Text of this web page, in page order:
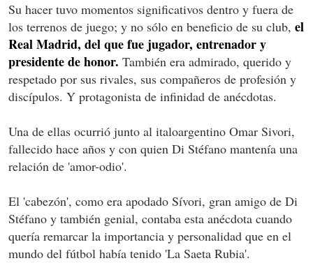
Su hacer tuvo momentos significativos dentro y fuera de
los terrenos de juego; y no sólo en beneficio de su club, el
Real Madrid, del que fue jugador, entrenador y
presidente de honor. También era admirado, querido y
respetado por sus rivales, sus compañeros de profesión y
discípulos. Y protagonista de infinidad de anécdotas.
Una de ellas ocurrió junto al italoargentino Omar Sivori,
fallecido hace años y con quien Di Stéfano mantenía una
relación de 'amor-odio'.
El 'cabezón', como era apodado Sívori, gran amigo de Di
Stéfano y también genial, contaba esta anécdota cuando
quería remarcar la importancia y personalidad que en el
mundo del fútbol había tenido 'La Saeta Rubia'.